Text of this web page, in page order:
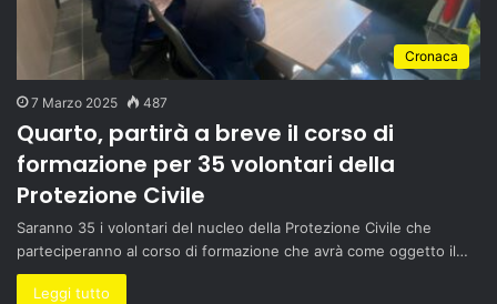
Cronaca
7 Marzo 2025 487
Quarto, partirà a breve il corso di
formazione per 35 volontari della
Protezione Civile
Saranno 35 i volontari del nucleo della Protezione Civile che
parteciperanno al corso di formazione che avrà come oggetto il…
Leggi tutto